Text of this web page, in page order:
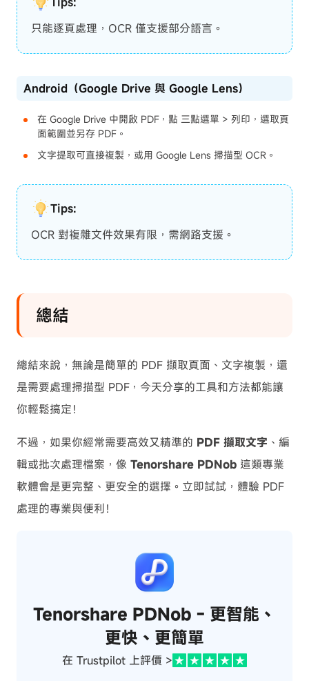
只能逐頁處理，OCR 僅支援部分語言。
Android（Google Drive 與 Google Lens）
在 Google Drive 中開啟 PDF，點 三點選單 > 列印，選取頁
面範圍並另存 PDF。
文字提取可直接複製，或用 Google Lens 掃描型 OCR。
Tips:
OCR 對複雜文件效果有限，需網路支援。
總結
總結來說，無論是簡單的 PDF 擷取頁面、文字複製，還
是需要處理掃描型 PDF，今天分享的工具和方法都能讓
你輕鬆搞定！
不過，如果你經常需要高效又精準的 PDF 擷取文字 、編
輯或批次處理檔案，像 Tenorshare PDNob 這類專業
軟體會是更完整、更安全的選擇。立即試試，體驗 PDF
處理的專業與便利！
Tenorshare PDNob - 更智能、
更快、更簡單
在 Trustpilot 上評價 >